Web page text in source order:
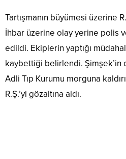
Tartışmanın büyümesi üzerine
İhbar üzerine olay yerine polis
edildi. Ekiplerin yaptığı
kaybettiği belirlendi. Şimşek’in
Adli Tıp Kurumu morguna
R.Ş.’yi gözaltına aldı.